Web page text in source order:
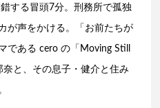
する冒頭7分。刑務所で孤独
が声をかける。「お前たちが
である cero の「Moving Still
と、その息子・健介と住み